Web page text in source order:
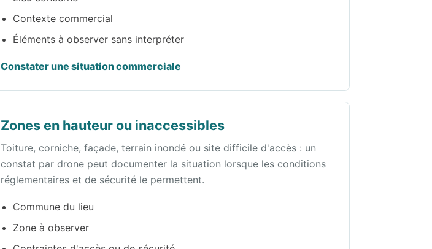
Contexte commercial
Éléments à observer sans interpréter
Constater une situation commerciale
Zones en hauteur ou inaccessibles
Toiture, corniche, façade, terrain inondé ou site difficile d'accès : un
constat par drone peut documenter la situation lorsque les conditions
réglementaires et de sécurité le permettent.
Commune du lieu
Zone à observer